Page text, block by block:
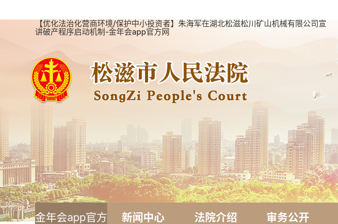
【优化法治化营商环境/保护中小投资者】朱海军在湖北松滋松川矿山机械有限公司宣
讲破产程序启动机制-金年会app官方网
金年会app官方 新闻中心 法院介绍 审务公开